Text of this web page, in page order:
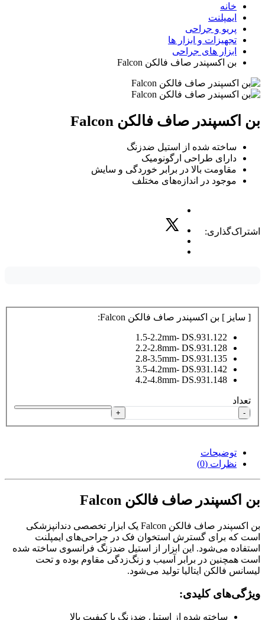
خانه
ایمپلنت
پریو و جراحی
تجهیزات و ابزار ها
ابزار های جراحی
بن اکسپندر صاف فالکن Falcon
بن اکسپندر صاف فالکن Falcon
ساخته شده از استیل ضدزنگ
دارای طراحی ارگونومیک
مقاومت بالا در برابر خوردگی و سایش
موجود در اندازه‌های مختلف
اشتراک‌گذاری:
[ سایز ] بن اکسپندر صاف فالکن Falcon:
1.5-2.2mm- DS.931.122
2.2-2.8mm- DS.931.128
2.8-3.5mm- DS.931.135
3.5-4.2mm- DS.931.142
4.2-4.8mm- DS.931.148
تعداد
-
+
توضیحات
نظرات (0)
بن اکسپندر صاف فالکن Falcon
بن اکسپندر صاف فالکن Falcon یک ابزار تخصصی دندانپزشکی
است که برای گسترش استخوان فک در جراحی‌های ایمپلنت
استفاده می‌شود. این ابزار از استیل ضدزنگ فرانسوی ساخته شده
است همچنین در برابر آسیب و زنگ‌زدگی مقاوم بوده و تحت
لیسانس فالکن ایتالیا تولید می‌شود.
ویژگی‌های کلیدی:
ساخته شده از استیل ضدزنگ با کیفیت بالا